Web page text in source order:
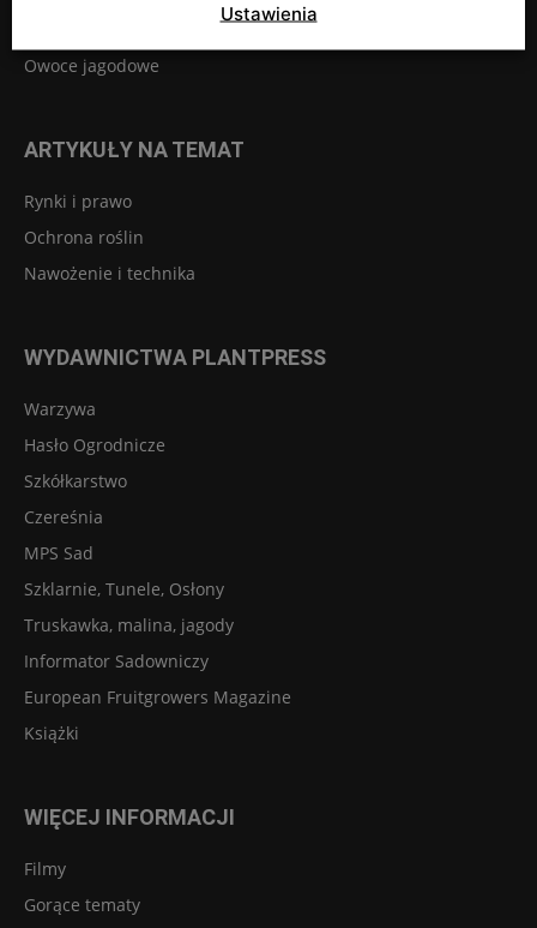
Owoce jagodowe
ARTYKUŁY NA TEMAT
Rynki i prawo
Ochrona roślin
Nawożenie i technika
WYDAWNICTWA PLANTPRESS
Warzywa
Hasło Ogrodnicze
Szkółkarstwo
Czereśnia
MPS Sad
Szklarnie, Tunele, Osłony
Truskawka, malina, jagody
Informator Sadowniczy
European Fruitgrowers Magazine
Książki
WIĘCEJ INFORMACJI
Filmy
Gorące tematy
Ustawienia